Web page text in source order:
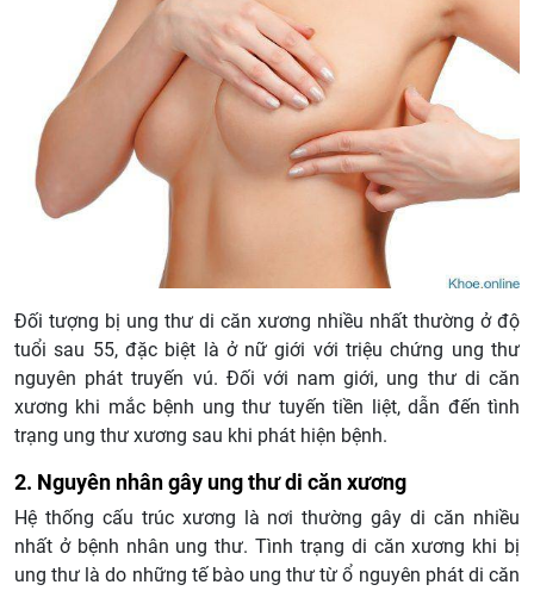
Đối tượng bị ung thư di căn xương nhiều nhất thường ở độ
tuổi sau 55, đặc biệt là ở nữ giới với triệu chứng ung thư
nguyên phát truyến vú. Đối với nam giới, ung thư di căn
xương khi mắc bệnh ung thư tuyến tiền liệt, dẫn đến tình
trạng ung thư xương sau khi phát hiện bệnh.
2. Nguyên nhân gây ung thư di căn xương
Hệ thống cấu trúc xương là nơi thường gây di căn nhiều
nhất ở bệnh nhân ung thư. Tình trạng di căn xương khi bị
ung thư là do những tế bào ung thư từ ổ nguyên phát di căn